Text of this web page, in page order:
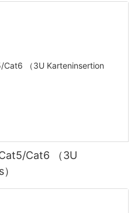
Cat6 （3U